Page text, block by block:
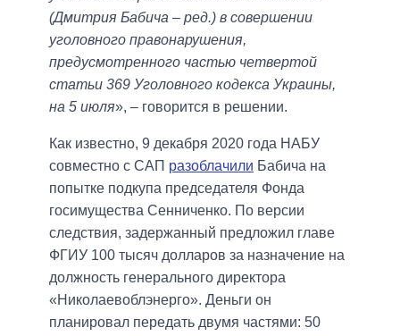
(Дмитрия Бабича – ред.) в совершении
уголовного правонарушения,
предусмотренного частью четвертой
статьи 369 Уголовного кодекса Украины,
на 5 июля», – говорится в решении.
Как известно, 9 декабря 2020 года НАБУ
совместно с САП разоблачили Бабича на
попытке подкупа председателя Фонда
госимущества Сенниченко. По версии
следствия, задержанный предложил главе
ФГИУ 100 тысяч долларов за назначение на
должность генерального директора
«Николаевоблэнерго». Деньги он
планировал передать двумя частями: 50